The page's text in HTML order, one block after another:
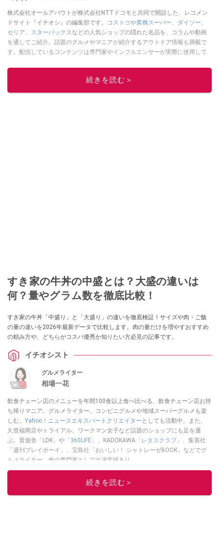
株式会社オールアバウトが株式会社NTTドコモと共同で開設した、レコメン
ドサイト『イチオシ』の編集部です。
コストコや業務スーパー、 ダイソー、
セリア、 スターバックスなどの人気ショップの隠れた名品を、コラムや動画
を通してご紹介。話題のグルメやマニアが紹介するアウトドア情報も満載で
す。配信しているコンテンツは専門家やインフルエンサーが実際に使用して
ニュースでフォロー
続きを読む＞
すき家の牛丼の中盛とは？大盛の違いは
何？量やグラム数を徹底比較！
すき家の牛丼「中盛り」と「大盛り」の違いを徹底検証！サイズや肉・ご飯
の量の違いを2026年最新データで比較します。肉の量だけを増やすおすすめ
の頼み方や、どちらがコスパ優秀か知りたい方必見の記事です。
イチオシスト
グルメライター
相場一花
飲食チェーン店のメニューを年間100食以上食べ比べる、飲食チェーン店お持
ち帰りマニア。グルメライター。コンビニグルメや地域スーパーグルメも楽
しむ。 Yahoo！ニュースエキスパートクリエイター としても活動中。また、
久世福商店やトライアル、ワークマン女子など話題のショップにも足を運
ぶ。晋遊舎「LDK」や 「360LiFE」 、KADOKAWA 「レタスクラブ」 、集英社
「週刊プレイボーイ」、宝島社「おいしい！ シャトレーゼBOOK」などでグ
ルメライター、食の専門家として出演実績あり。
続きを読む＞